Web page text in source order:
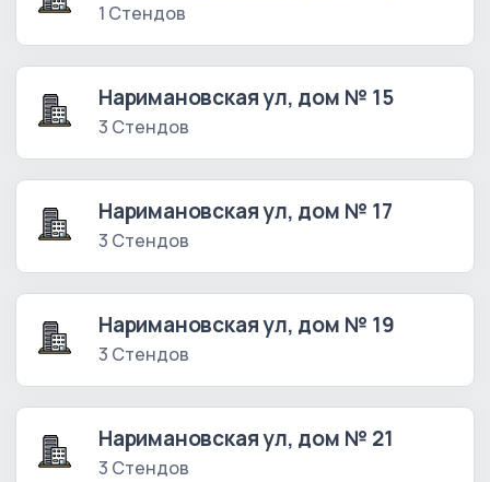
1 Стендов
Наримановская ул, дом № 15
3 Стендов
Наримановская ул, дом № 17
3 Стендов
Наримановская ул, дом № 19
3 Стендов
Наримановская ул, дом № 21
3 Стендов